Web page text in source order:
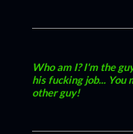
Who am I? I'm the
his fucking job... You
other guy!